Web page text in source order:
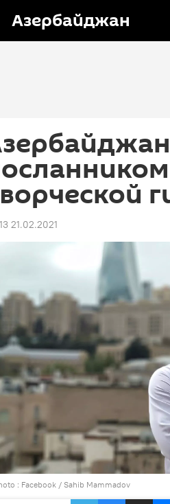
Азербайджан
21.02.2021
: Facebook / Sahib Mammadov